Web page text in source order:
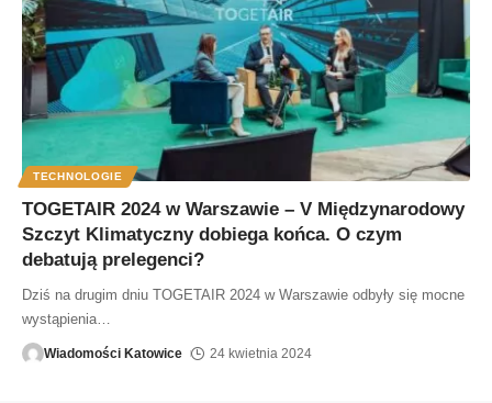
TECHNOLOGIE
TOGETAIR 2024 w Warszawie – V Międzynarodowy
Szczyt Klimatyczny dobiega końca. O czym
debatują prelegenci?
Dziś na drugim dniu TOGETAIR 2024 w Warszawie odbyły się mocne
wystąpienia
Wiadomości Katowice 24 kwietnia 2024